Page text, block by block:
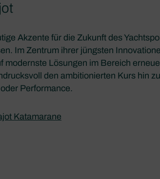
Akzente für die Zukunft des
Im Zentrum ihrer jüngsten
modernste Lösungen im Bereich
den ambitionierten Kurs hin
Performance.
Katamarane